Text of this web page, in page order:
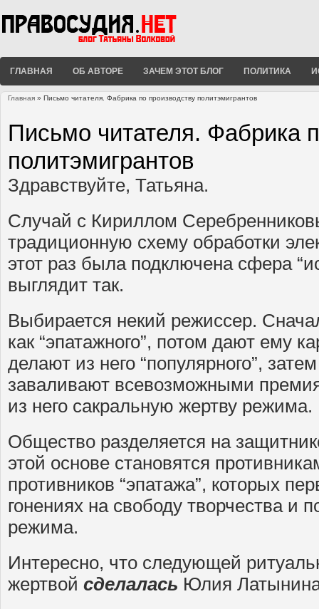
ГЛАВНАЯ ОБ АВТОРЕ ЗАЧЕМ ЭТОТ БЛОГ ПОЛИТИКА
Главная » Письмо читателя. Фабрика по производству политэмигрантов
Письмо читателя. Фабрика
политэмигрантов
Здравствуйте, Татьяна.
Случай с Кириллом
традиционную схему обработки
этот раз была подключена сфера
выглядит так.
Выбирается некий режиссер.
как “эпатажного”, потом дают ему
делают из него “популярного”,
заваливают всевозможными
из него сакральную жертву режима.
Общество разделяется на
этой основе становятся
противников “эпатажа”, которых
гонениях на свободу творчества и
режима.
Интересно, что следующей
жертвой сделалась Юлия